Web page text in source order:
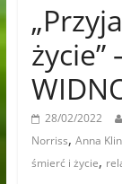
28/02/2022
Norriss, Anna
śmierć i życie,